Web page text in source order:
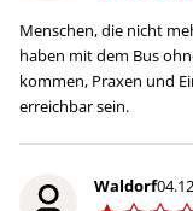
Menschen, die nicht
haben mit dem Bus
kommen, Praxen und
erreichbar sein.
Waldorf